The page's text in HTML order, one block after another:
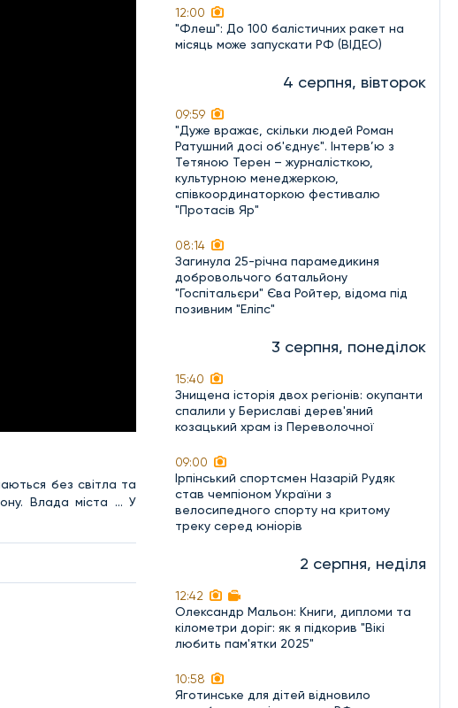
без світла та
Влада міста … У
12:00
"Флеш": До 100 балістичних ракет на
місяць може запускати РФ (ВІДЕО)
4 серпня, вівторок
09:59
"Дуже вражає, скільки людей Роман
Ратушний досі об'єднує". Інтерв’ю з
Тетяною Терен – журналісткою,
культурною менеджеркою,
співкоординаторкою фестивалю
"Протасів Яр"
08:14
Загинула 25-річна парамедикиня
добровольчого батальйону
"Госпітальєри" Єва Ройтер, відома під
позивним "Еліпс"
3 серпня, понеділок
15:40
Знищена історія двох регіонів: окупанти
спалили у Бериславі дерев'яний
козацький храм із Переволочної
09:00
Ірпінський спортсмен Назарій Рудяк
став чемпіоном України з
велосипедного спорту на критому
треку серед юніорів
2 серпня, неділя
12:42
Олександр Мальон: Книги, дипломи та
кілометри доріг: як я підкорив "Вікі
любить пам'ятки 2025"
10:58
Яготинське для дітей відновило